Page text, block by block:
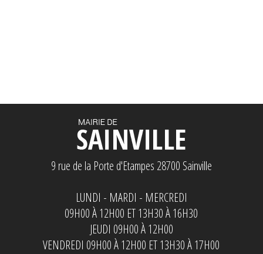
9 rue de la Porte d'Etampes 28700 Sainville
LUNDI - MARDI - MERCREDI
09H00 À 12H00 ET 13H30 À 16H30
JEUDI 09H00 À 12H00
VENDREDI 09H00 À 12H00 ET 13H30 À 17H00